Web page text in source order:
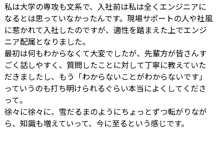
私は大学の専攻も文系で、入社前は私は全くエンジニアに
なるとは思っていなかったんです。現場サポートの人や社風
に惹かれて入社したのですが、適性を踏まえた上でエンジ
ニア配属となりました。
最初は何もわからなくて大変でしたが、先輩方が皆さんす
ごく話しやすく、質問したことに対して丁寧に教えていた
だきましたし、もう「わからないことがわからないです」
っていうのも打ち明けられるぐらい本当によくしてくださ
って。
徐々に徐々に、雪だるまのようにちょっとずつ転がりなが
ら、知識も増えていって、今に至るという感じです。